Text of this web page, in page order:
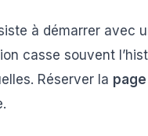
à démarrer avec
casse souvent
Réserver la